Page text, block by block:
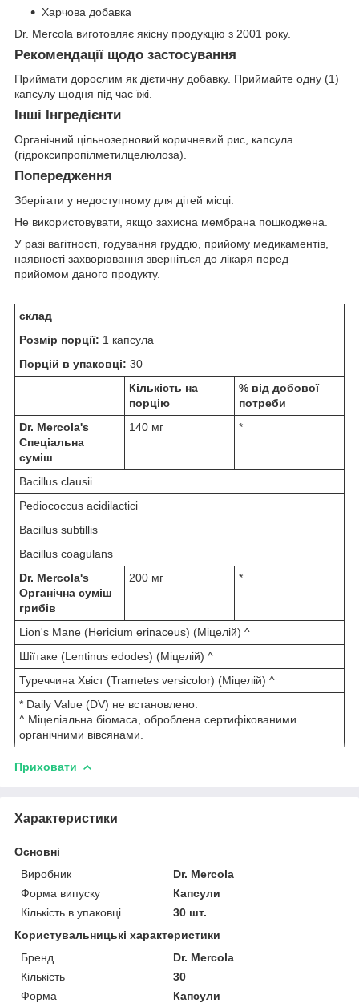
Харчова добавка
Dr. Mercola виготовляє якісну продукцію з 2001 року.
Рекомендації щодо застосування
Приймати дорослим як дієтичну добавку. Приймайте одну (1)
капсулу щодня під час їжі.
Інші Інгредієнти
Органічний цільнозерновий коричневий рис, капсула
(гідроксипропілметилцелюлоза).
Попередження
Зберігати у недоступному для дітей місці.
Не використовувати, якщо захисна мембрана пошкоджена.
У разі вагітності, годування груддю, прийому медикаментів,
наявності захворювання зверніться до лікаря перед
прийомом даного продукту.
склад
Розмір порції: 1 капсула
Порцій в упаковці: 30
Кількість на
порцію
% від добової
потреби
Dr. Mercola's
Спеціальна
суміш
140 мг *
Bacillus clausii
Pediococcus acidilactici
Bacillus subtillis
Bacillus coagulans
Dr. Mercola's
Органічна суміш
грибів
200 мг *
Lion's Mane (Hericium erinaceus) (Міцелій) ^
Шіїтаке (Lentinus edodes) (Міцелій) ^
Туреччина Хвіст (Trametes versicolor) (Міцелій) ^
* Daily Value (DV) не встановлено.
^ Міцеліальна біомаса, оброблена сертифікованими
органічними вівсянами.
Приховати
Характеристики
Основні
Виробник
Dr. Mercola
Форма випуску
Капсули
Кількість в упаковці
30 шт.
Користувальницькі характеристики
Бренд
Dr. Mercola
Кількість
30
Форма
Капсули